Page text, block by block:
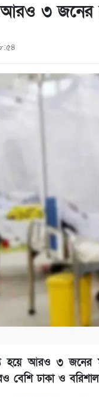
আরও ৩ জনের
হয়ে আরও ৩ জনের
বেশি ঢাকা ও বরিশাল